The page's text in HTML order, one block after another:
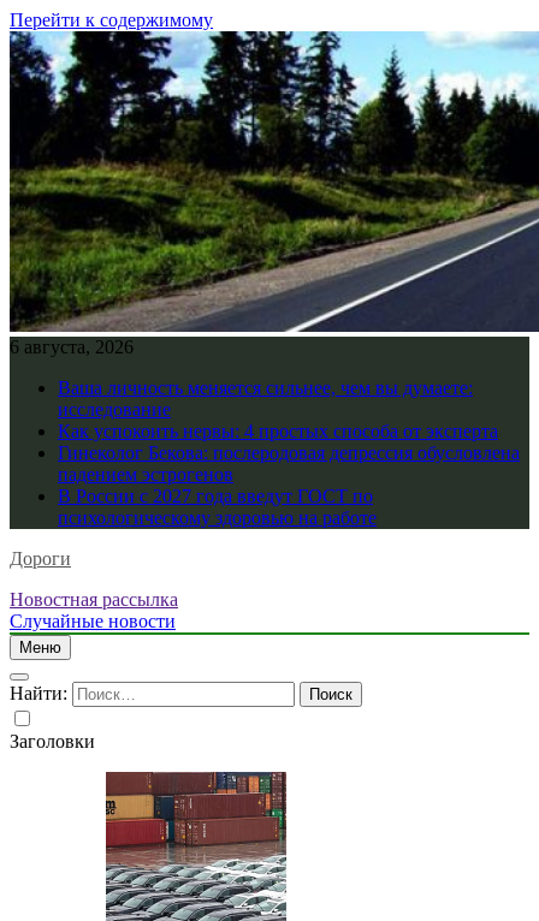
Перейти к содержимому
6 августа, 2026
Ваша личность меняется сильнее, чем вы думаете:
исследование
Как успокоить нервы: 4 простых способа от эксперта
Гинеколог Бекова: послеродовая депрессия обусловлена
падением эстрогенов
В России с 2027 года введут ГОСТ по
психологическому здоровью на работе
Дороги
Новостная рассылка
Случайные новости
Меню
Найти:
Заголовки